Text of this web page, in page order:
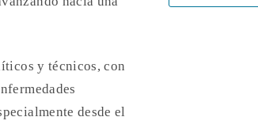
y técnicos, con
desde el